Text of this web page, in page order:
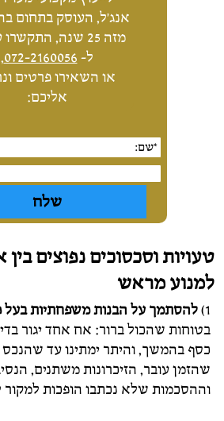
אנג'ל, העוסק בתחום
מזה 25 שנה,
ל- 072-2160056
,
או השאירו פרטים
אליכם:
טעויות וסכסוכים נפוצים
למנוע מראש
1) להסתמך עלהבנות משפחתיות בעל
בטוחות שהכול ברור: אח אחד יגור
כסף בהמשך, והיתר ימתינו עד שהנכס
שהזמן עובר, הזיכרונות משתנים,
וההסכמות שלא נכתבו הופכות למקור